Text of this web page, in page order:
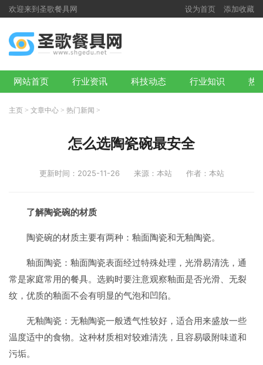
欢迎来到圣歌餐具网 设为首页 添加收藏
网站首页 行业资讯 科技动态 行业知识 热
主页 > 文章中心 > 热门新闻 >
怎么选陶瓷碗最安全
更新时间：2025-11-26 来源：本站 作者：本站
了解陶瓷碗的材质
陶瓷碗的材质主要有两种：釉面陶瓷和无釉陶瓷。
釉面陶瓷：釉面陶瓷表面经过特殊处理，光滑易清洗，通
常是家庭常用的餐具。选购时要注意观察釉面是否光滑、无裂
纹，优质的釉面不会有明显的气泡和凹陷。
无釉陶瓷：无釉陶瓷一般透气性较好，适合用来盛放一些
温度适中的食物。这种材质相对较难清洗，且容易吸附味道和
污垢。